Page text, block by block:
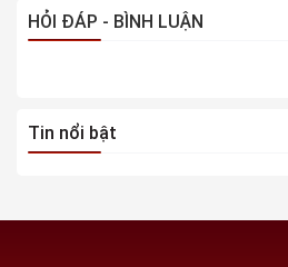
Cam kết thu máy cũ với giá
bao gồm trả góp 0% lãi
HỎI ĐÁP - BÌNH LUẬN
Tin nổi bật